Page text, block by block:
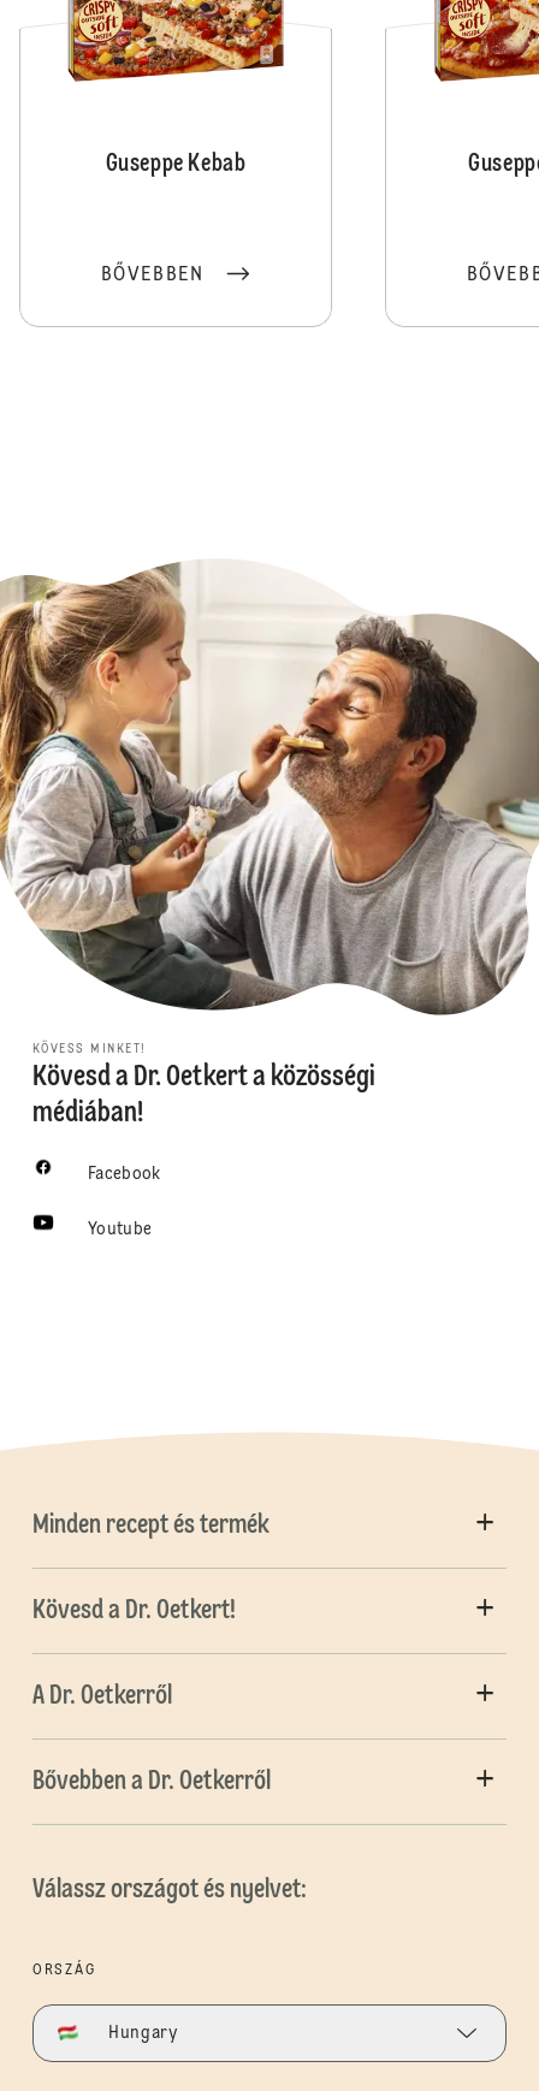
Guseppe Kebab
BŐVEBBEN
KÖVESS MINKET!
Kövesd a Dr. Oetkert a közösségi
médiában!
Facebook
Youtube
Minden recept és termék
Kövesd a Dr. Oetkert!
A Dr. Oetkerről
Bővebben a Dr. Oetkerről
Válassz országot és nyelvet:
ORSZÁG
Hungary